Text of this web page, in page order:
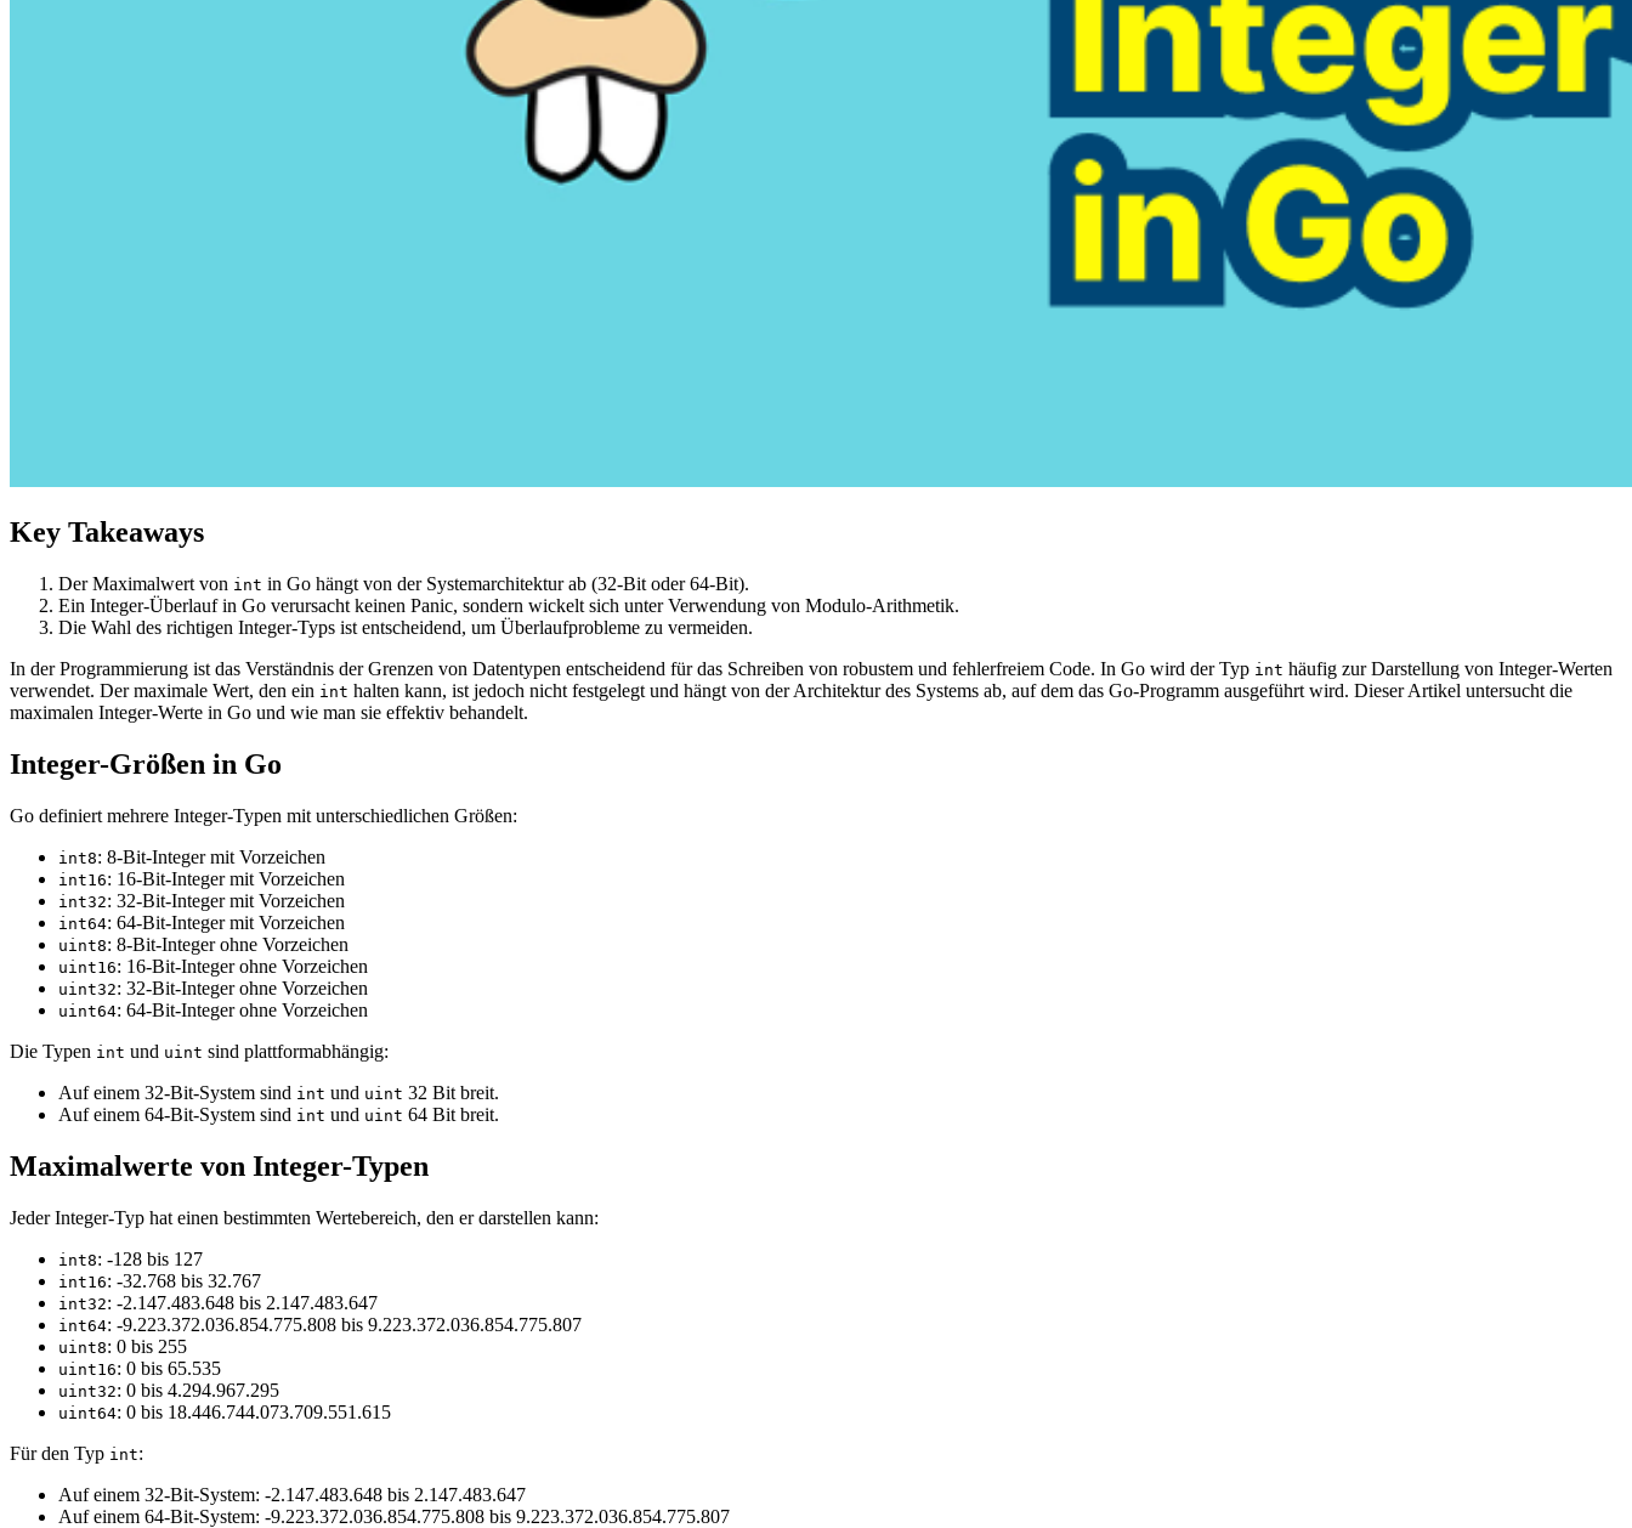
Key Takeaways
Der Maximalwert von int in Go hängt von der Systemarchitektur ab (32-Bit oder 64-Bit).
Ein Integer-Überlauf in Go verursacht keinen Panic, sondern wickelt sich unter Verwendung von Modulo-Arithmetik.
Die Wahl des richtigen Integer-Typs ist entscheidend, um Überlaufprobleme zu vermeiden.
In der Programmierung ist das Verständnis der Grenzen von Datentypen entscheidend für das Schreiben von robustem und fehlerfreiem Code. In Go wird der Typ int häufig zur Darstellung von Integer-Werten
verwendet. Der maximale Wert, den ein int halten kann, ist jedoch nicht festgelegt und hängt von der Architektur des Systems ab, auf dem das Go-Programm ausgeführt wird. Dieser Artikel untersucht die
maximalen Integer-Werte in Go und wie man sie effektiv behandelt.
Integer-Größen in Go
Go definiert mehrere Integer-Typen mit unterschiedlichen Größen:
int8: 8-Bit-Integer mit Vorzeichen
int16: 16-Bit-Integer mit Vorzeichen
int32: 32-Bit-Integer mit Vorzeichen
int64: 64-Bit-Integer mit Vorzeichen
uint8: 8-Bit-Integer ohne Vorzeichen
uint16: 16-Bit-Integer ohne Vorzeichen
uint32: 32-Bit-Integer ohne Vorzeichen
uint64: 64-Bit-Integer ohne Vorzeichen
Die Typen int und uint sind plattformabhängig:
Auf einem 32-Bit-System sind int und uint 32 Bit breit.
Auf einem 64-Bit-System sind int und uint 64 Bit breit.
Maximalwerte von Integer-Typen
Jeder Integer-Typ hat einen bestimmten Wertebereich, den er darstellen kann:
int8: -128 bis 127
int16: -32.768 bis 32.767
int32: -2.147.483.648 bis 2.147.483.647
int64: -9.223.372.036.854.775.808 bis 9.223.372.036.854.775.807
uint8: 0 bis 255
uint16: 0 bis 65.535
uint32: 0 bis 4.294.967.295
uint64: 0 bis 18.446.744.073.709.551.615
Für den Typ int:
Auf einem 32-Bit-System: -2.147.483.648 bis 2.147.483.647
Auf einem 64-Bit-System: -9.223.372.036.854.775.808 bis 9.223.372.036.854.775.807